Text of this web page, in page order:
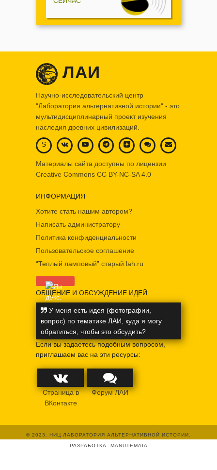
ЛАИ
Научно-исследовательский центр
"Лаборатория альтернативной истории" - это
мультидисциплинарный проект изучения
наследия древних цивилизаций.
S
Материалы сайта доступны по лицензии
Creative Commons CC BY-NC-SA 4.0
ИНФОРМАЦИЯ
Хотите стать нашим автором?
Написать администратору
Политика конфиденциальности
Пользовательское соглашение
“Теплый ламповый” старый lah.ru
ОБЩЕНИЕ И ОБСУЖДЕНИЕ ИДЕЙ
У меня есть идея (фотографии,
вопрос) по тематике ЛАИ, куда я могу
обратиться, чтобы это обсудить?
Если вы задаетесь подобным вопросом,
приглашаем вас на эти ресурсы:
Страница в
ВКонтакте
Форум ЛАИ
© 2023. НИЦ ЛАБОРАТОРИЯ АЛЬТЕРНАТИВНОЙ ИСТОРИИ.
РАЗРАБОТКА: MANUTEMAIA